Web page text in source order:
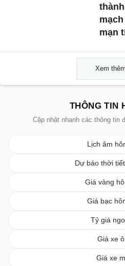
mạn
Xem thêm
THÔNG TIN
Cập nhật nhanh các thông tin
Lịch âm
Dự báo thời
Giá vàng
Giá bạc
Tỷ giá
Giá xe
Giá xe